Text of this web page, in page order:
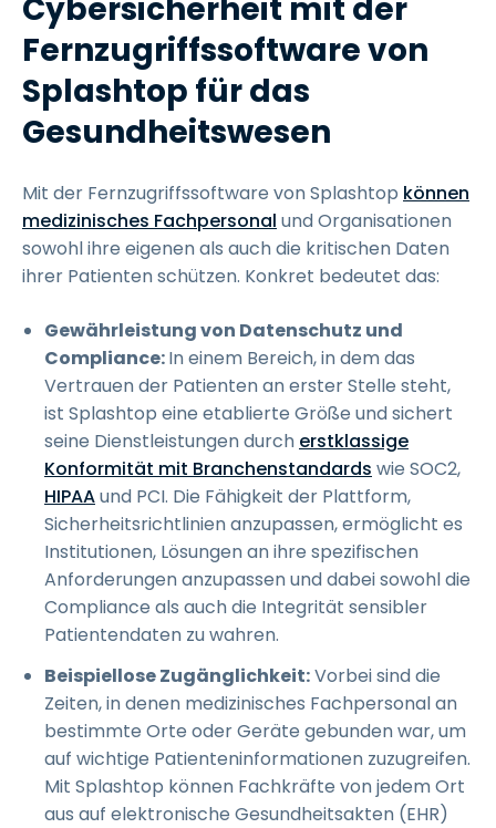
Cybersicherheit mit der
Fernzugriffssoftware von
Splashtop für das
Gesundheitswesen
Mit der Fernzugriffssoftware von Splashtop können
medizinisches Fachpersonal und Organisationen
sowohl ihre eigenen als auch die kritischen Daten
ihrer Patienten schützen. Konkret bedeutet das:
Gewährleistung von Datenschutz und
Compliance:In einem Bereich, in dem das
Vertrauen der Patienten an erster Stelle steht,
ist Splashtop eine etablierte Größe und sichert
seine Dienstleistungen durch erstklassige
Konformität mit Branchenstandards wie SOC2,
HIPAAund PCI. Die Fähigkeit der Plattform,
Sicherheitsrichtlinien anzupassen, ermöglicht es
Institutionen, Lösungen an ihre spezifischen
Anforderungen anzupassen und dabei sowohl die
Compliance als auch die Integrität sensibler
Patientendaten zu wahren.
Beispiellose Zugänglichkeit:Vorbei sind die
Zeiten, in denen medizinisches Fachpersonal an
bestimmte Orte oder Geräte gebunden war, um
auf wichtige Patienteninformationen zuzugreifen.
Mit Splashtop können Fachkräfte von jedem Ort
aus auf elektronische Gesundheitsakten (EHR)